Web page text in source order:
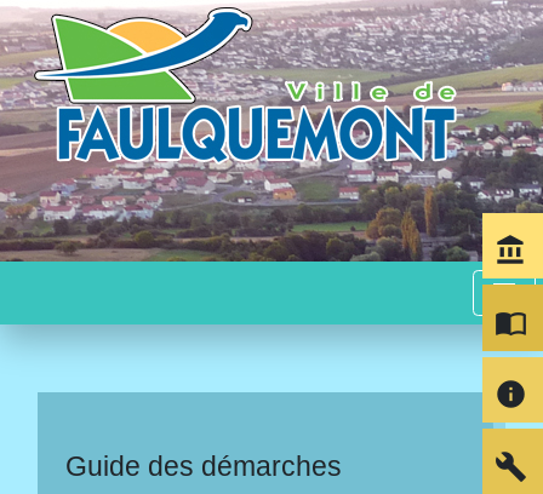
menu
Guide des démarches
account_balance
import_contacts
info
build